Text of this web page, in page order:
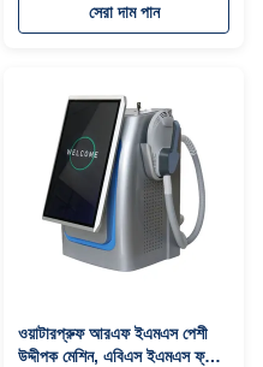
Products Description Function
Function * BUILD MUSCLE The
intensity, so asto train and
increase muscledensity and
volume * REDUCE FAT The
ultimate contraction of muscle
needsa large amount of energy
supply, so thefat cells beside the
muscle are
alsoconsumed,leading to
naturalapoptosis and
সেরা দাম পান
ওয়াটারপ্রুফ আরএফ ইএমএস পেশী
উদ্দীপক মেশিন, এবিএস ইএমএস ফ্যাট